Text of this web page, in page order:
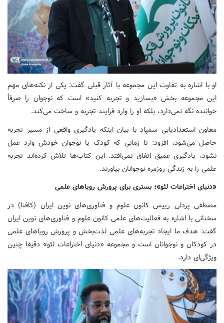
او با اشاره به تفاوت این مجموعه با آثار قبلی گفت: یکی از نکته‌های مهم
این مجموعه بخش «بسازید و تجربه کنید» است که نوجوان را صرفاً
خواننده نگه نمی‌دارد، بلکه او را وارد فرایند تجربه و ساخت می‌کند.
معاون استعدادیابی سمپاد با بیان اینکه یادگیری واقعی از مسیر تجربه
حاصل می‌شود، افزود: تا زمانی که کودک یا نوجوان خودش وارد عمل
نشود، یادگیری عمیق اتفاق نمی‌افتد. این کتاب‌ها تلاش کرده‌اند تجربه
علمی را به زندگی روزمره نوجوانان بیاورند.
«دنیای اختراعات لئو»؛ بستری برای پرورش رویاهای علمی
مصطفی پردلی رییس کانون علوم و فناوری‌های نوین ایران (کافنا) در
سخنانی با اشاره به فعالیت‌های علمی کانون علوم و فناوری‌های نوین ایران
گفت: هدف ما ایجاد تجربه‌های علمی لذت‌بخش و پرورش رویاهای علمی
در کودکان و نوجوانان است و مجموعه «دنیای اختراعات لئو» دقیقا چنین
ویژگی‌ای دارد.